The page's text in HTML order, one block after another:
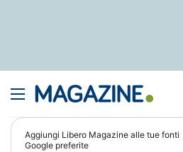
Aggiungi Libero Magazine alle tue fonti
Google preferite